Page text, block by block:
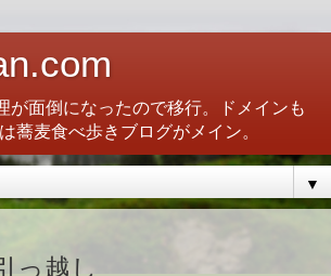
が面倒になったので移行。ドメインも
蕎麦食べ歩きブログがメイン。
▼
っ越し